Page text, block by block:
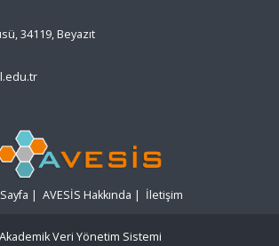
34119, Beyazıt
| AVESİS Hakkında | İletişim
Akademik Veri Yönetim Sistemi